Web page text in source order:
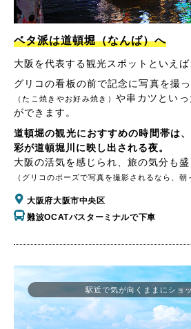
ベタ派は道頓堀（なんば）へ
大阪を代表する観光スポットといえば
グリコの看板の前で記念に写真を撮
（たこ焼きやお好み焼き） や串カツとい
ができます。
道頓堀の観光におすすめの時間帯は
彩が道頓堀川に映し出される夜。
大阪の活気を感じられ、旅の気分も盛
（グリコのポーズで写真を撮影されるなら、朝
大阪府大阪市中央区
難波OCATバスターミナルで下車
駅近で気が向くままにショ